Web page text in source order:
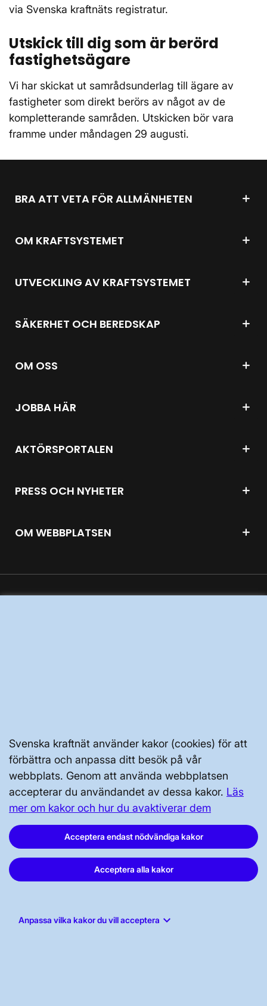
Svenska kraftnät använder kakor (cookies) för att
förbättra och anpassa ditt besök på vår
webbplats. Genom att använda webbplatsen
accepterar du användandet av dessa kakor. Läs
mer om kakor och hur du avaktiverar dem
Acceptera endast nödvändiga kakor
Acceptera alla kakor
Anpassa vilka kakor du vill acceptera keyboard_arrow_down
via Svenska kraftnäts registratur.
Utskick till dig som är berörd
fastighetsägare
Vi har skickat ut samrådsunderlag till ägare av
fastigheter som direkt berörs av något av de
kompletterande samråden. Utskicken bör vara
framme under måndagen 29 augusti.
BRA ATT VETA FÖR ALLMÄNHETEN
OM KRAFTSYSTEMET
UTVECKLING AV KRAFTSYSTEMET
SÄKERHET OCH BEREDSKAP
OM OSS
JOBBA HÄR
AKTÖRSPORTALEN
PRESS OCH NYHETER
OM WEBBPLATSEN
Svenska kraftnät, Box 1200, 172 24
Sundbyberg
Tel: 010-475 80 00
E-post:registrator@svk.se